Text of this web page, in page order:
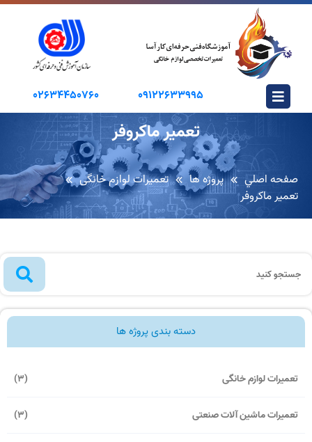
09122633995
02634450760
تعمير ماکروفر
صفحه اصلي پروژه ها
تعميرات لوازم خانگی
تعمير ماکروفر
دسته بندی پروژه ها
تعميرات لوازم خانگی (3)
تعمیرات ماشین آلات صنعتی (3)